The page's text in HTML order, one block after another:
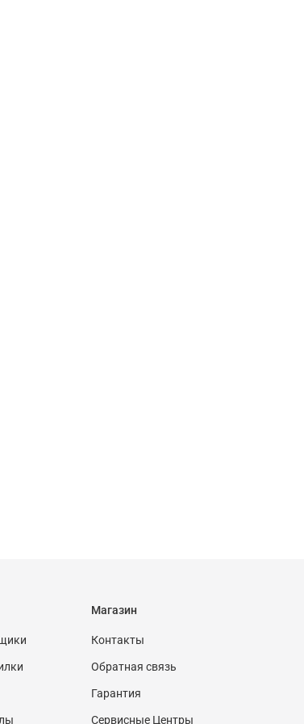
Магазин
Контакты
Обратная связь
Гарантия
Сервисные Центры